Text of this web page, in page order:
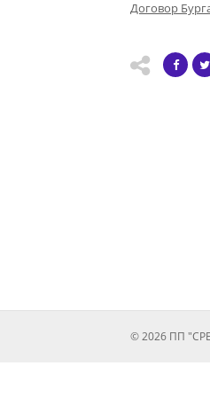
Договор
© 2026 ПП